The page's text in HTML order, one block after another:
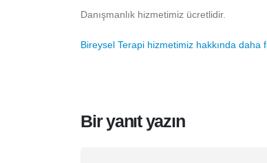
Danışmanlık hizmetimiz ücretlidir.
Bireysel Terapi hizmetimiz hakkında daha
Bir yanıt yazın